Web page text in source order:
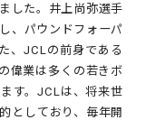
した。井上尚弥選手
、パウンドフォーパ
、JCLの前身である
偉業は多くの若きボ
す。JCLは、将来世
としており、毎年開